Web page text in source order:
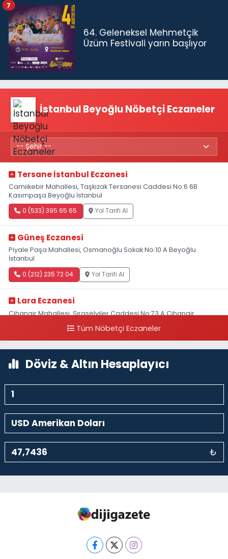
64. Geleneksel Mehmetçik
Üzüm Festivali yarın başlıyor
7
İstanbul Beyoğlu Nöbetçi Eczaneler
Tersane İstanbul Eczanesi
Camiikebir Mahallesi, Taşkızak Tersanesi Caddesi No:6 6B
Kasımpaşa Beyoğlu İstanbul
0 (533) 395 65 65 Yol Tarifi Al
Güneş Eczanesi
Piyale Paşa Mahallesi, Osmanoğlu Sokak No:10 A Beyoğlu
İstanbul
0 (212) 235 72 04 Yol Tarifi Al
Lara Eczanesi
Cihangir Mahallesi, Sıraselviler Caddesi No:73 A Cihangir
Tüm Nöbetçi Eczaneler
Döviz & Altın Hesaplayıcı
₺